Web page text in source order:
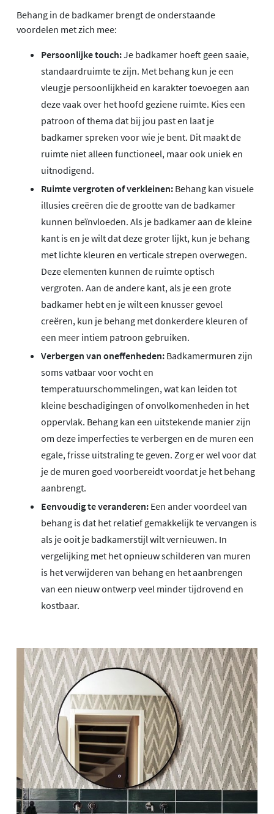
Behang in de badkamer brengt de onderstaande
voordelen met zich mee:
Persoonlijke touch:Je badkamer hoeft geen saaie,
standaardruimte te zijn. Met behang kun je een
vleugje persoonlijkheid en karakter toevoegen aan
deze vaak over het hoofd geziene ruimte. Kies een
patroon of thema dat bij jou past en laat je
badkamer spreken voor wie je bent. Dit maakt de
ruimte niet alleen functioneel, maar ook uniek en
uitnodigend.
Ruimte vergroten of verkleinen: Behang kan visuele
illusies creëren die de grootte van de badkamer
kunnen beïnvloeden. Als je badkamer aan de kleine
kant is en je wilt dat deze groter lijkt, kun je behang
met lichte kleuren en verticale strepen overwegen.
Deze elementen kunnen de ruimte optisch
vergroten. Aan de andere kant, als je een grote
badkamer hebt en je wilt een knusser gevoel
creëren, kun je behang met donkerdere kleuren of
een meer intiem patroon gebruiken.
Verbergen van oneffenheden: Badkamermuren zijn
soms vatbaar voor vocht en
temperatuurschommelingen, wat kan leiden tot
kleine beschadigingen of onvolkomenheden in het
oppervlak. Behang kan een uitstekende manier zijn
om deze imperfecties te verbergen en de muren een
egale, frisse uitstraling te geven. Zorg er wel voor dat
je de muren goed voorbereidt voordat je het behang
aanbrengt.
Eenvoudig te veranderen: Een ander voordeel van
behang is dat het relatief gemakkelijk te vervangen is
als je ooit je badkamerstijl wilt vernieuwen. In
vergelijking met het opnieuw schilderen van muren
is het verwijderen van behang en het aanbrengen
van een nieuw ontwerp veel minder tijdrovend en
kostbaar.